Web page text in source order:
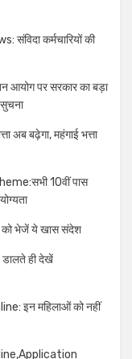
कर्मचारियों की
पर सरकार का बड़ा
अब बढ़ेगा, महंगाई भत्ता
10वीं पास
को भेजें ये खास संदेश
ही देखें
इन महिलाओं को नहीं